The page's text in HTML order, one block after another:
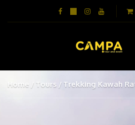
Home Tours Trekking Kawah